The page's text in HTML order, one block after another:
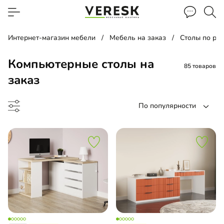
Интернет-магазин мебели Мебель на заказ Столы по
Компьютерные столы на
заказ
85 товаров
По популярности
стол
стол подвесной